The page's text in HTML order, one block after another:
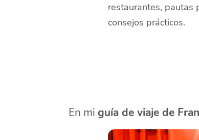
restaurantes, pautas
consejos prácticos.
En miguía de viaje de